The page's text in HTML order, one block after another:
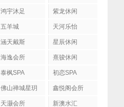
鸿宇沐足 紫龙休闲
五羊城 天河乐怡
涵天戴斯 星辰休闲
海逸会所 熹骏休闲
泰枫SPA 初恋SPA
佛山禅城星玥
鑫悦阁会所
天灏会所 新澳水汇